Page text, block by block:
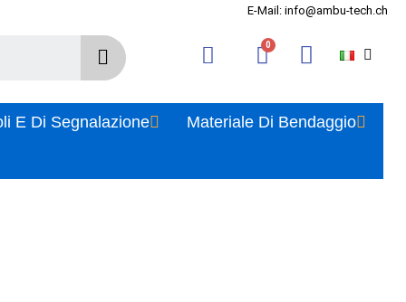
E-Mail: info@ambu-tech.ch
E Di Segnalazione
Materiale Di Bendaggio